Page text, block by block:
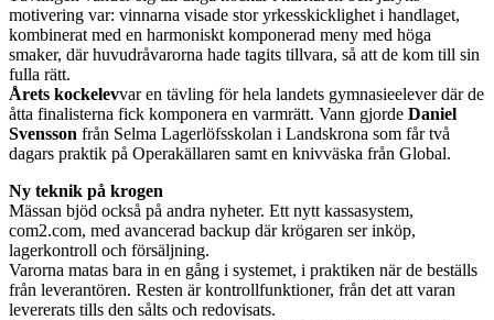
motivering var: vinnarna visade stor yrkesskicklighet i handlaget,
kombinerat med en harmoniskt komponerad meny med höga
smaker, där huvudråvarorna hade tagits tillvara, så att de kom till sin
fulla rätt.
Årets kockelevvar en tävling för hela landets gymnasieelever där de
åtta finalisterna fick komponera en varmrätt. Vann gjorde Daniel
Svensson från Selma Lagerlöfsskolan i Landskrona som får två
dagars praktik på Operakällaren samt en knivväska från Global.
Ny teknik på krogen
Mässan bjöd också på andra nyheter. Ett nytt kassasystem,
com2.com, med avancerad backup där krögaren ser inköp,
lagerkontroll och försäljning.
Varorna matas bara in en gång i systemet, i praktiken när de beställs
från leverantören. Resten är kontrollfunktioner, från det att varan
levererats tills den sålts och redovisats.